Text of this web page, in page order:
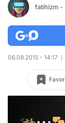
fatihizm -
06.08.2015 - 14:17